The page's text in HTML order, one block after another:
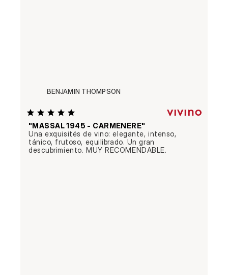
BENJAMIN THOMPSON
"MASSAL 1945 - CARMÉNÈRE"
Una exquisités de vino: elegante, intenso,
tánico, frutoso, equilibrado. Un gran
descubrimiento. MUY RECOMENDABLE.